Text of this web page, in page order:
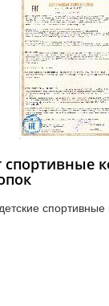
спортивные